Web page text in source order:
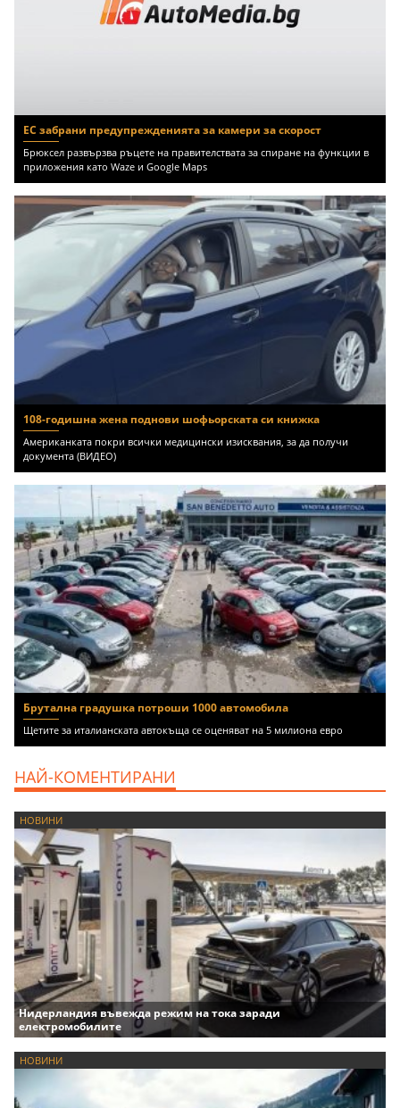
ЕС забрани предупрежденията за камери за скорост
Брюксел развързва ръцете на правителствата за спиране на функции в
приложения като Waze и Google Maps
108-годишна жена поднови шофьорската си книжка
Американката покри всички медицински изисквания, за да получи
документа (ВИДЕО)
Брутална градушка потроши 1000 автомобила
Щетите за италианската автокъща се оценяват на 5 милиона евро
НАЙ-КОМЕНТИРАНИ
НОВИНИ
Нидерландия въвежда режим на тока заради
електромобилите
НОВИНИ